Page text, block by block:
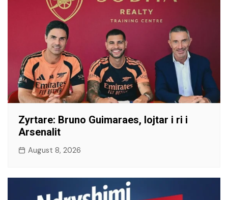
​Zyrtare: Bruno Guimaraes, lojtar i ri i
Arsenalit
August 8, 2026